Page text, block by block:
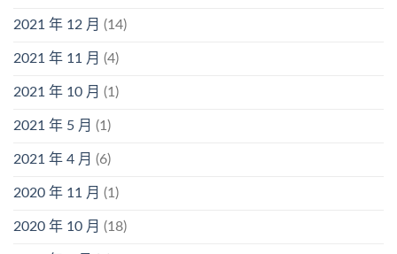
2021 年 12 月 (14)
2021 年 11 月 (4)
2021 年 10 月 (1)
2021 年 5 月 (1)
2021 年 4 月 (6)
2020 年 11 月 (1)
2020 年 10 月 (18)